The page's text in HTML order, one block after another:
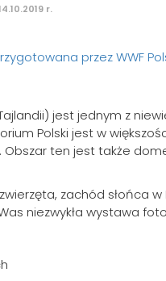
r.
jest jednym z
Polski jest w
ten jest także
zachód słońca
niezwykła wystawa